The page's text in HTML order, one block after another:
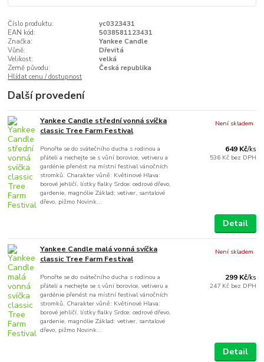
Číslo produktu:
yc0323431
EAN kód:
5038581123431
Značka:
Yankee Candle
Vůně:
Dřevitá
Velikost:
velká
Země původu:
Česká republika
Hlídat cenu / dostupnost
Další provedení
Yankee Candle střední vonná svíčka
classic Tree Farm Festival
Ponořte se do svátečního ducha s rodinou a
přáteli a nechejte se s vůní borovice, vetiveru a
gardénie přenést na místní festival vánočních
stromků. Charakter vůně: Květinové Hlava:
borové jehličí, lístky fialky Srdce: cedrové dřevo,
gardenie, magnólie Základ: vetiver, santalové
dřevo, pižmo Novink...
649 Kč/ks
536 Kč bez DPH
Není skladem
Detail
Yankee Candle malá vonná svíčka
classic Tree Farm Festival
Ponořte se do svátečního ducha s rodinou a
přáteli a nechejte se s vůní borovice, vetiveru a
gardénie přenést na místní festival vánočních
stromků. Charakter vůně: Květinové Hlava:
borové jehličí, lístky fialky Srdce: cedrové dřevo,
gardenie, magnólie Základ: vetiver, santalové
dřevo, pižmo Novink...
299 Kč/ks
247 Kč bez DPH
Není skladem
Detail